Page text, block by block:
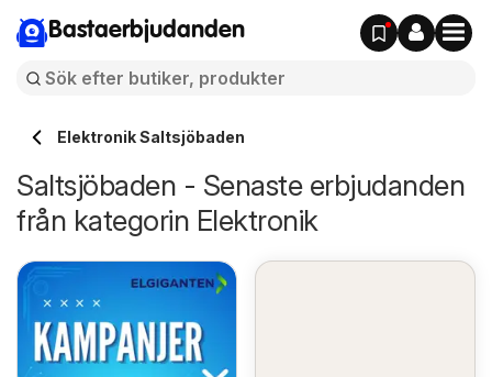
Bastaerbjudanden
Elektronik Saltsjöbaden
Saltsjöbaden - Senaste erbjudanden
från kategorin Elektronik